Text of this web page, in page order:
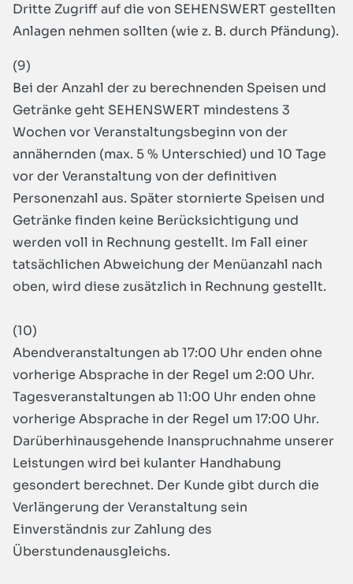
Dritte Zugriff auf die von SEHENSWERT gestellten
Anlagen nehmen sollten (wie z. B. durch Pfändung).
(9)
Bei der Anzahl der zu berechnenden Speisen und
Getränke geht SEHENSWERT mindestens 3
Wochen vor Veranstaltungsbeginn von der
annähernden (max. 5 % Unterschied) und 10 Tage
vor der Veranstaltung von der definitiven
Personenzahl aus. Später stornierte Speisen und
Getränke finden keine Berücksichtigung und
werden voll in Rechnung gestellt. Im Fall einer
tatsächlichen Abweichung der Menüanzahl nach
oben, wird diese zusätzlich in Rechnung gestellt.
(10)
Abendveranstaltungen ab 17:00 Uhr enden ohne
vorherige Absprache in der Regel um 2:00 Uhr.
Tagesveranstaltungen ab 11:00 Uhr enden ohne
vorherige Absprache in der Regel um 17:00 Uhr.
Darüberhinausgehende Inanspruchnahme unserer
Leistungen wird bei kulanter Handhabung
gesondert berechnet. Der Kunde gibt durch die
Verlängerung der Veranstaltung sein
Einverständnis zur Zahlung des
Überstundenausgleichs.